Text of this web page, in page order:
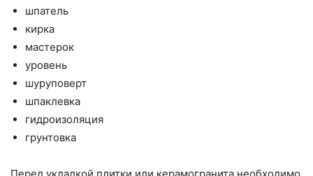
шпатель
кирка
мастерок
уровень
шуруповерт
шпаклевка
гидроизоляция
грунтовка
Перед укладкой плитки или керамогранита необходимо